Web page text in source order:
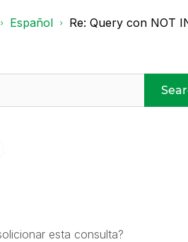
Español Re: Query con NOT
esta consulta?